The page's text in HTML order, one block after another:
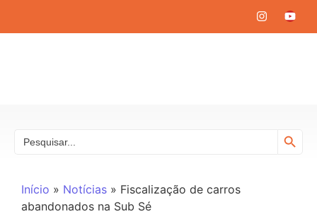
for:
Início » Notícias » Fiscalização de carros
abandonados na Sub Sé